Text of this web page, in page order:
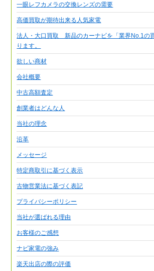
一眼レフカメラの交換レンズの需要
高価買取が期待出来る人気家電
法人・大口買取 新品のカーナビを「業界No.1の
ります。
欲しい商材
会社概要
中古高額査定
創業者はどんな人
当社の理念
沿革
メッセージ
特定商取引に基づく表示
古物営業法に基づく表記
プライバシーポリシー
当社が選ばれる理由
お客様のご感想
ナビ家電の強み
楽天出店の際の評価